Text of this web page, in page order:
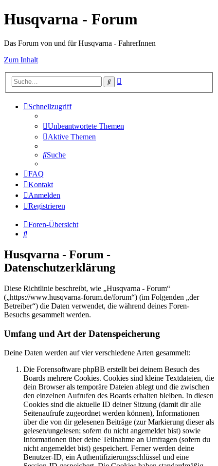
Husqvarna - Forum
Das Forum von und für Husqvarna - FahrerInnen
Zum Inhalt
Suche
Schnellzugriff
Unbeantwortete Themen
Aktive Themen
Suche
FAQ
Kontakt
Anmelden
Registrieren
Foren-Übersicht
Suche
Husqvarna - Forum -
Datenschutzerklärung
Diese Richtlinie beschreibt, wie „Husqvarna - Forum“
(„https://www.husqvarna-forum.de/forum“) (im Folgenden „der
Betreiber“) die Daten verwendet, die während deines Foren-
Besuchs gesammelt werden.
Umfang und Art der Datenspeicherung
Deine Daten werden auf vier verschiedene Arten gesammelt:
Die Forensoftware phpBB erstellt bei deinem Besuch des
Boards mehrere Cookies. Cookies sind kleine Textdateien, die
dein Browser als temporäre Dateien ablegt und die zwischen
den einzelnen Aufrufen des Boards erhalten bleiben. In diesen
Cookies sind die aktuelle ID deiner Sitzung (damit dir alle
Seitenaufrufe zugeordnet werden können), Informationen
über die von dir gelesenen Beiträge (zur Markierung dieser als
gelesen/ungelesen; sofern du nicht angemeldet bist) sowie
Informationen über deine Teilnahme an Umfragen (sofern du
nicht angemeldet bist) gespeichert. Ferner werden deine
Benutzer-ID, ein Authentifizierungsschlüssel und eine